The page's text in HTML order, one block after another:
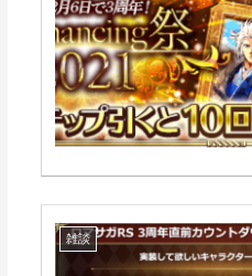
雑談